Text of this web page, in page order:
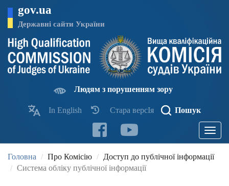
основного
матеріалу
gov.ua
Державні сайти України
Людям з порушенням зору
In English Стара версІя Пошук
Toggle
Головна Про Комісію
Доступ до публічної інформації
Система обліку публічної інформації